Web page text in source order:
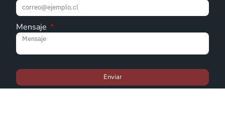
Mensaje
Enviar